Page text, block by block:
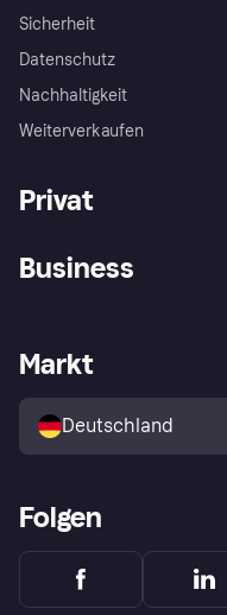
Sicherheit
Datenschutz
Nachhaltigkeit
Weiterverkaufen
Privat
Klarna App
Shops entdecken
Käuferschutzrichtlinie
Business
Händlerportal
Markt
Deutschland
Folgen